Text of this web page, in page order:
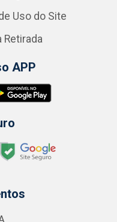
Uso do Site
Retirada
APP